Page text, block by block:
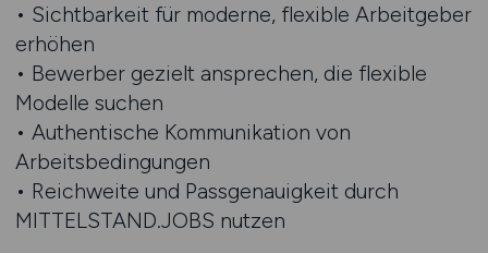
• Sichtbarkeit für moderne, flexible Arbeitgeber
erhöhen
• Bewerber gezielt ansprechen, die flexible
Modelle suchen
• Authentische Kommunikation von
Arbeitsbedingungen
• Reichweite und Passgenauigkeit durch
MITTELSTAND.JOBS nutzen